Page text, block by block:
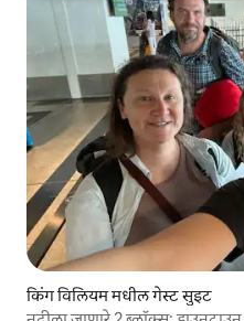
किंग विलियम मधील गेस्ट सुइट